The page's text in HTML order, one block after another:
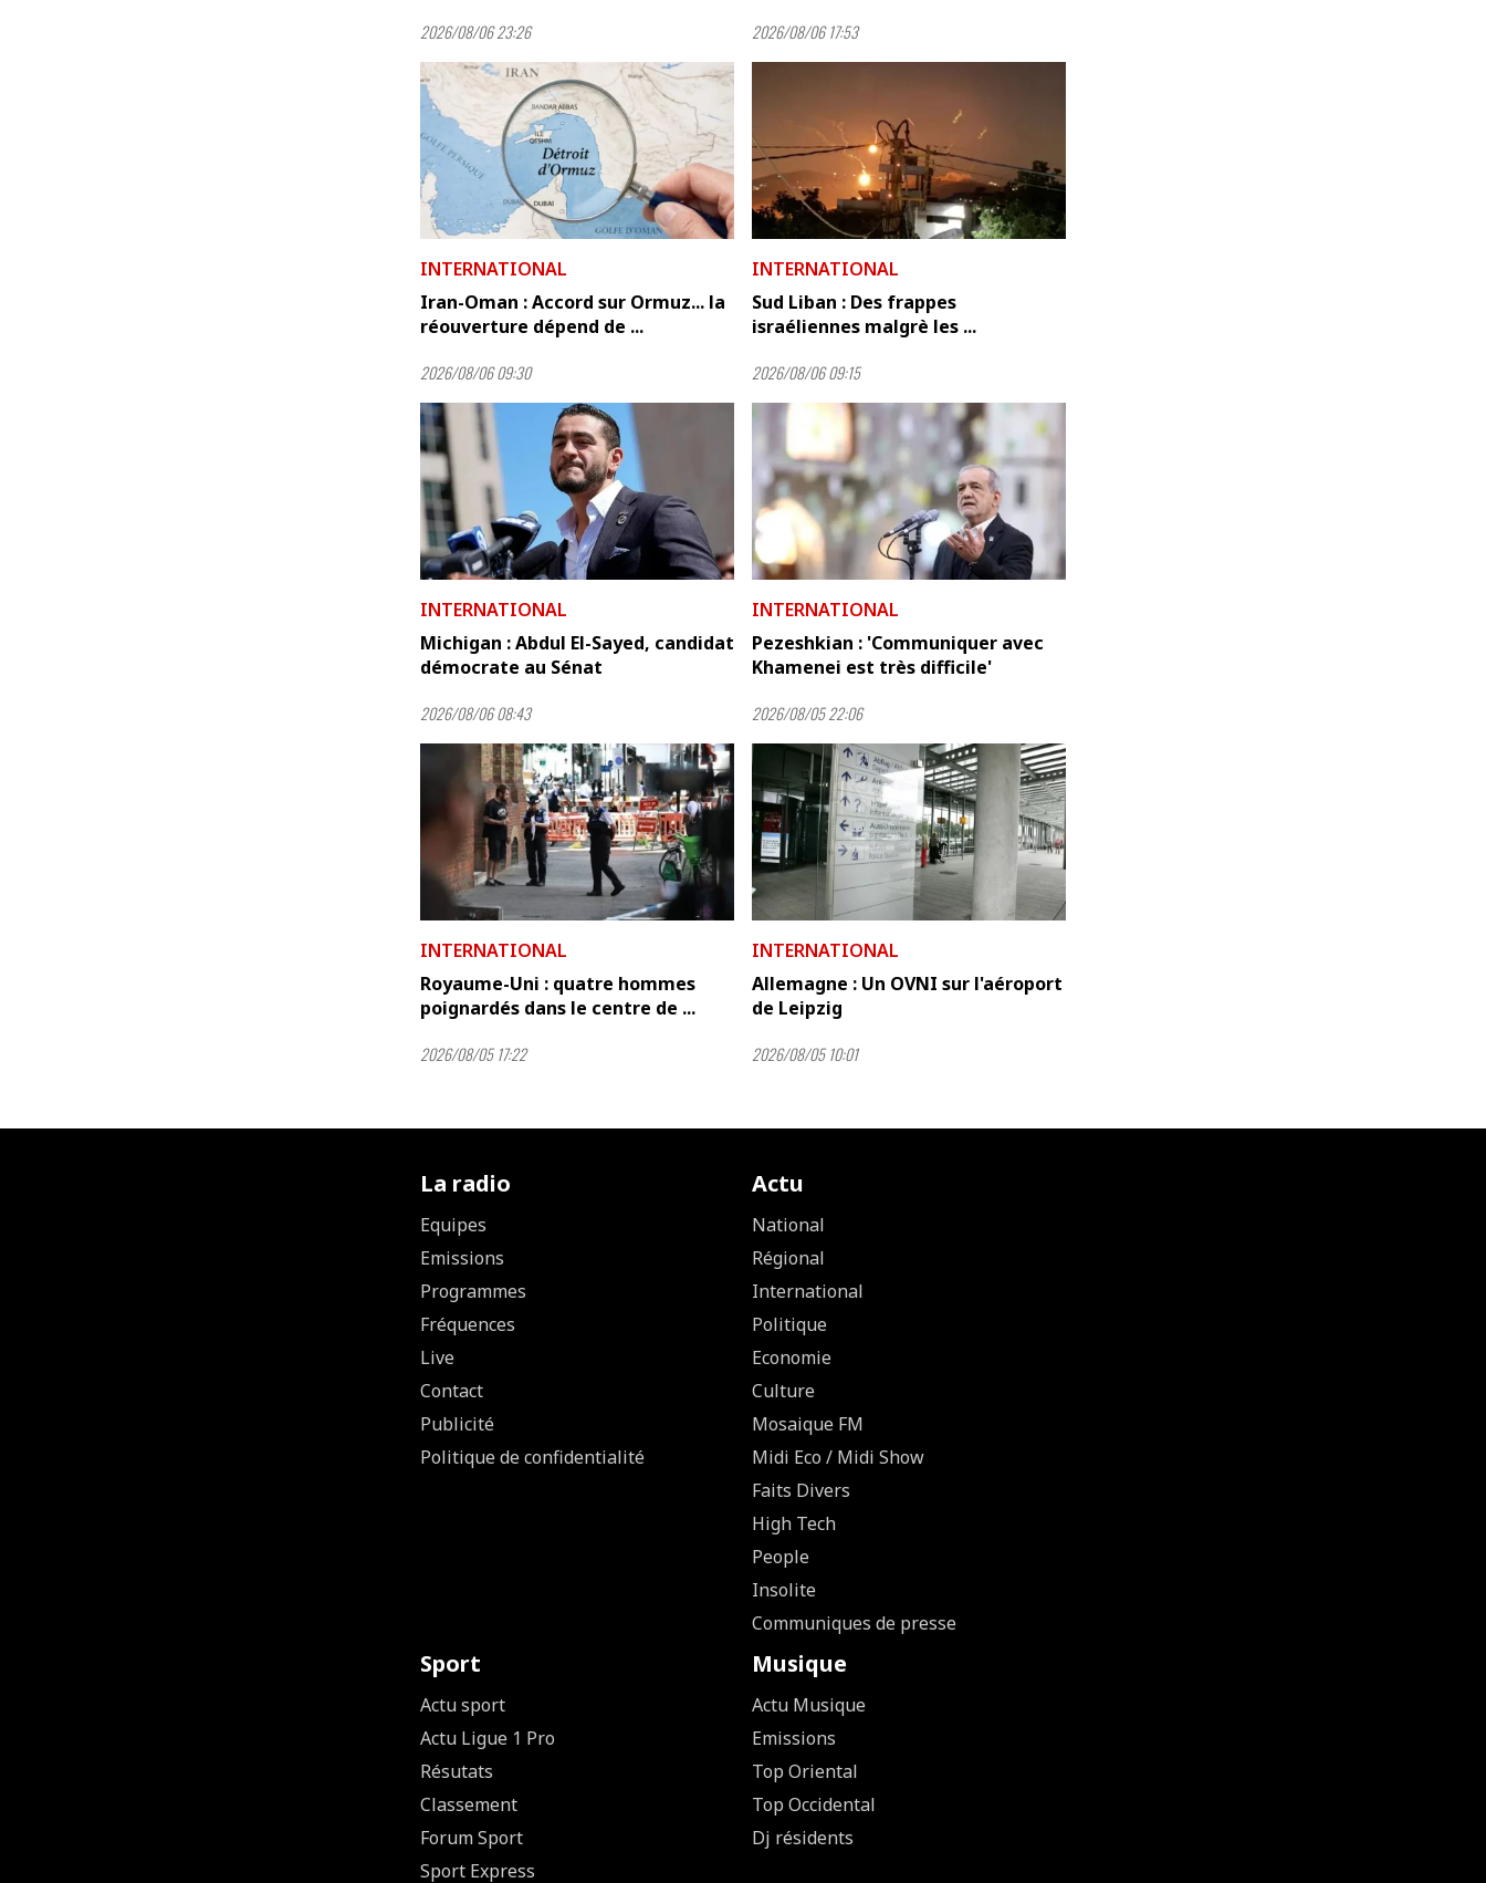
2026/08/06 23:26 2026/08/06 17:53
INTERNATIONAL
Iran-Oman : Accord sur Ormuz... la
réouverture dépend de ...
2026/08/06 09:30
INTERNATIONAL
Sud Liban : Des frappes
israéliennes malgrè les ...
2026/08/06 09:15
INTERNATIONAL
Michigan : Abdul El-Sayed, candidat
démocrate au Sénat
2026/08/06 08:43
INTERNATIONAL
Pezeshkian : 'Communiquer avec
Khamenei est très difficile'
2026/08/05 22:06
INTERNATIONAL
Royaume-Uni : quatre hommes
poignardés dans le centre de ...
2026/08/05 17:22
INTERNATIONAL
Allemagne : Un OVNI sur l'aéroport
de Leipzig
2026/08/05 10:01
La radio
Equipes
Emissions
Programmes
Fréquences
Live
Contact
Publicité
Politique de confidentialité
Actu
National
Régional
International
Politique
Economie
Culture
Mosaique FM
Midi Eco / Midi Show
Faits Divers
High Tech
People
Insolite
Communiques de presse
Sport
Actu sport
Actu Ligue 1 Pro
Résutats
Classement
Forum Sport
Sport Express
Musique
Actu Musique
Emissions
Top Oriental
Top Occidental
Dj résidents